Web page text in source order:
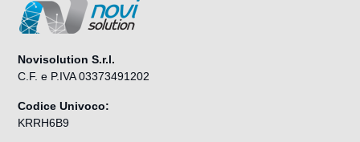
Novisolution S.r.l.
C.F. e P.IVA 03373491202
Codice Univoco:
KRRH6B9